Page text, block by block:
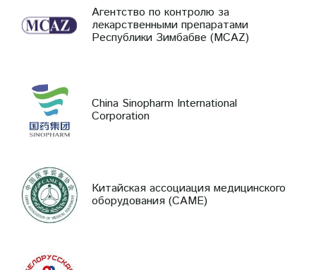
Агентство по контролю за
лекарственными препаратами
Республики Зимбабве (MCAZ)
China Sinopharm International
Corporation
Китайская ассоциация медицинского
оборудования (CAME)